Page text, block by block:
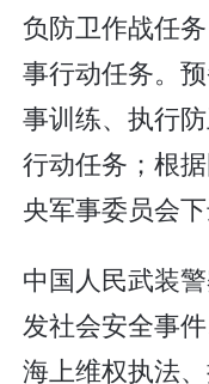
负防卫作战任
事行动任务。
事训练、执行
行动任务；根
央军事委员会
中国人民武装
发社会安全事
海上维权执法